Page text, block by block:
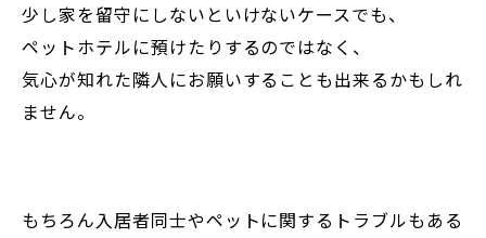
少し家を留守にしないといけないケースでも、
ペットホテルに預けたりするのではなく、
気心が知れた隣人にお願いすることも出来るかもしれ
ません。
もちろん入居者同士やペットに関するトラブルもある